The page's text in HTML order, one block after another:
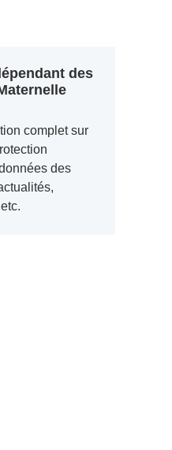
des
complet sur
des